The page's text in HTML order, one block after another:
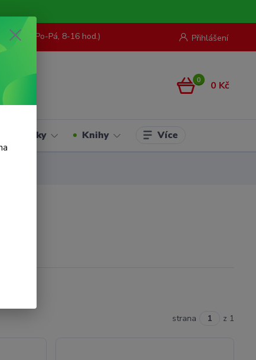
Přihlášení
062 (Po-Pá, 8-16 hod.)
0 0 Kč
Hračky Knihy Více
strana z 1